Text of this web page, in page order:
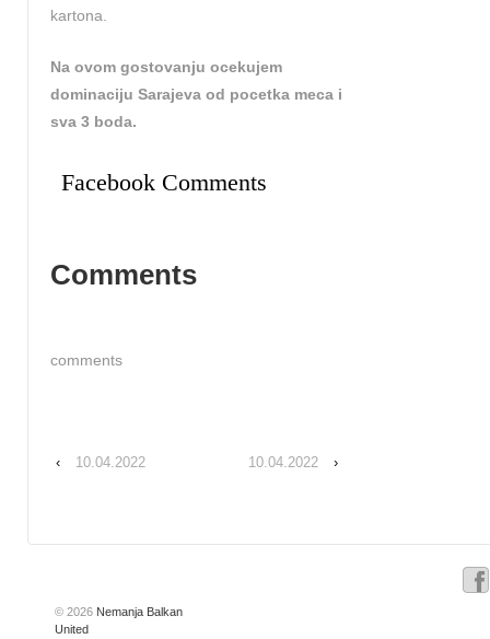
kartona.
Na ovom gostovanju ocekujem
dominaciju Sarajeva od pocetka meca i
sva 3 boda.
Facebook Comments
Comments
comments
‹ 10.04.2022 10.04.2022 ›
© 2026 Nemanja Balkan
United